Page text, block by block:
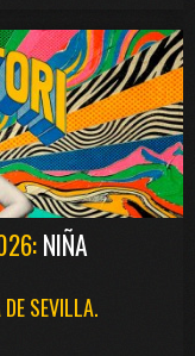
NIÑA
SEVILLA.